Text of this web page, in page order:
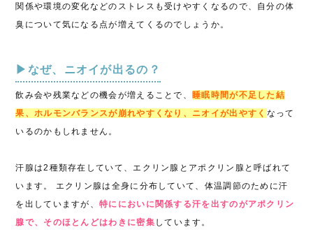
関係や環境の変化などのストレスも受けやすくなるので、自分の体
臭について気になる点が増えてくるのでしょうか。
▶なぜ、ニオイが出るの？
飲み会や残業などの機会が増えることで、 睡眠時間が不足した結
果、ホルモンバランスが崩れやすくなり、ニオイが出やすく なって
いるのかもしれません。
汗腺は2種類存在していて、エクリン腺とアポクリン腺と呼ばれて
います。 エクリン腺は全身に分布していて、体温調節のために汗
を出していますが、特ににおいに関係する汗を出すのがアポクリン
腺で、そのほとんどはわきに密集 しています。